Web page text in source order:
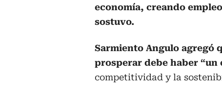
economía, creando
sostuvo.
Sarmiento Angulo agregó
prosperar debe haber
competitividad y la